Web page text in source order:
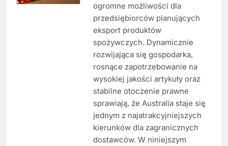
ogromne możliwości dla
przedsiębiorców planujących
eksport produktów
spożywczych. Dynamicznie
rozwijająca się gospodarka,
rosnące zapotrzebowanie na
wysokiej jakości artykuły oraz
stabilne otoczenie prawne
sprawiają, że Australia staje się
jednym z najatrakcyjniejszych
kierunków dla zagranicznych
dostawców. W niniejszym